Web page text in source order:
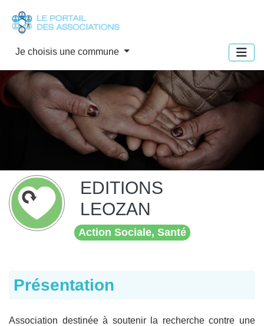
Je choisis une commune
EDITIONS
LEOZAN
Action Sociale, Santé
Présentation
Association destinée à soutenir la recherche contre une